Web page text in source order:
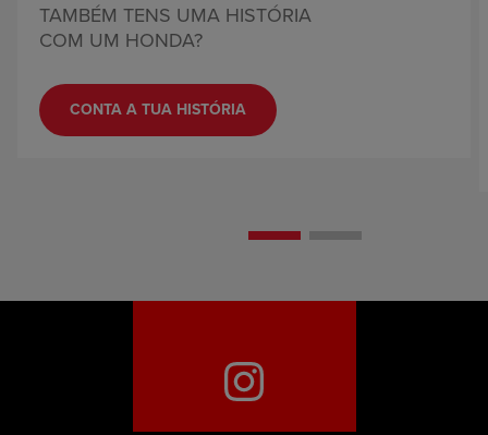
TAMBÉM TENS UMA HISTÓRIA
COM UM HONDA?
CONTA A TUA HISTÓRIA